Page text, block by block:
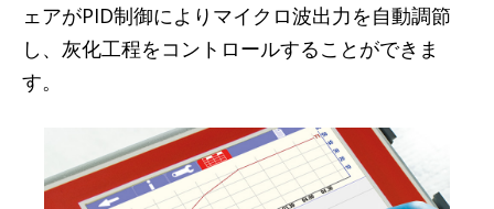
ェアがPID制御によりマイクロ波出力を自動調節
し、灰化工程をコントロールすることができま
す。